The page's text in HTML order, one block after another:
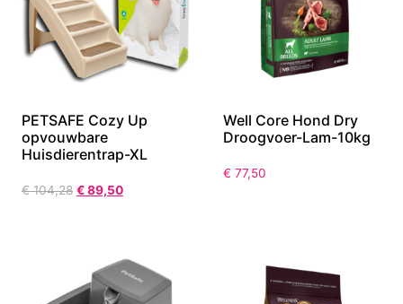
PETSAFE Cozy Up
opvouwbare
Huisdierentrap-XL
€104,28 €89,50
Well Core Hond Dry
Droogvoer-Lam-10kg
€ 77,50